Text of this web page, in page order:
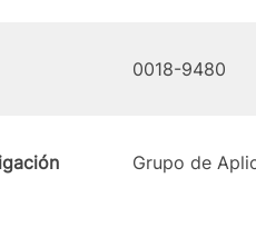
0018-9480
Grupo de